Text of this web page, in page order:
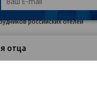
путешествий «Туту»
поддержат лучших
российских отелей
отца